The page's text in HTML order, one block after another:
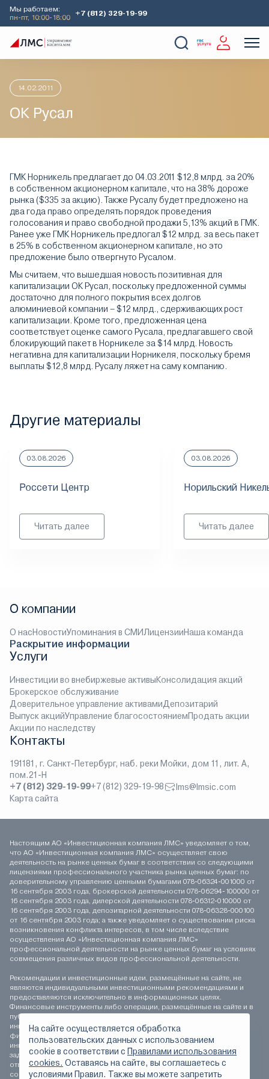
Мы работаем:
пн-пт, 10:00-18:00
+7 (812) 329-19-99
Главная Аналитика
14.02.2011
ОК Русал
ГМК Норникель предлагает до 04.03.2011 $12,8 млрд. за 20%
в собственном акционерном капитале, что на 38% дороже
рынка ($335 за акцию). Также Русалу будет предложено на
два года право определять порядок проведения
голосования и право свободной продажи 5,13% акций в ГМК.
Ранее уже ГМК Норникель предлогал $12 млрд. за весь пакет
в 25% в собственном акционерном капитале, но это
предложение было отвергнуто Русалом.
Мы считаем, что вышедшая новость позитивная для
капитализации ОК Русал, поскольку предложенной суммы
достаточно для полного покрытия всех долгов
алюминиевой компании – $12 млрд., сдерживающих рост
капитализации. Кроме того, предложенная цена
соответствует оценке самого Русала, предлагавшего свой
блокирующий пакет в Норникеле за $14 млрд. Новость
негативна для капитализации Норникеля, поскольку бремя
выплаты $12,8 млрд. Русалу ляжет на саму компанию.
Другие материалы
03.08.2026
Россети Центр
Читать далее
03.08.2026
Норильский
Читать далее
О компании
О насНовостиУпоминания в СМИЛицензииНаша команда
Раскрытие информации
Услуги
Инвестиции во внебиржевые активыКонсолидация акций
Брокерское обслуживание
Доверительное управление активамиДепозитарий
Выпуск акцийУправление благосостояниемПродать акции
Акции по наследству
Контакты
191181, г. Санкт-Петербург, наб. реки Мойки, дом 11, лит. А,
пом.21-Н
+7 (812) 329-19-99+7 (812) 329-19-98
lms@lmsic.com
Карта сайта
Настоящим АО «Инвестиционная компания ЛМС» уведомляет о том,
что АО «Инвестиционная компания ЛМС» осуществляет свою
деятельность на рынке ценных бумаг в соответствии со следующими
лицензиями профессионального участника рынка ценных бумаг: по
доверительному управлению ценными бумагами 078-06324-001000 от
16 сентября 2003 года, брокерской деятельности 078-06294-100000 от
16 сентября 2003 года, дилерской деятельности 078-06312-010000 от
16 сентября 2003 года, депозитарной деятельности 078-06328-000100
от 16 сентября 2003 года; а также уведомляет о существовании риска
возникновения конфликта интересов, в том числе вследствие
осуществления АО «Инвестиционная компания ЛМС»
профессиональной деятельности на рынке ценных бумаг на условиях
совмещения различных видов профессиональной деятельности.
Рекомендации и инвестиционные идеи, размещённые на сайте, не
являются индивидуальными инвестиционными рекомендациями и
предоставляются исключительно в информационных целях.
Финансовые инструменты либо операции, размещённые на сайте и в
публикуемых материалах, могут не соответствовать вашему
инвестиционному профилю. Определение соответствия
финансового инструмента либо операции инвестиционным целям,
инвестиционному горизонту и толерантности к риску является
задачей инвестора. АО «Инвестиционная компания ЛМС» не несёт
ответственности за возможные убытки инвестора в случае
совершения операций, либо инвестирования в финансовые
На сайте осуществляется обработка
пользовательских данных с использованием
сookie в соответствии с Правилами использования
cookies. Оставаясь на сайте, вы соглашаетесь с
условиями Правил. Также вы можете запретить